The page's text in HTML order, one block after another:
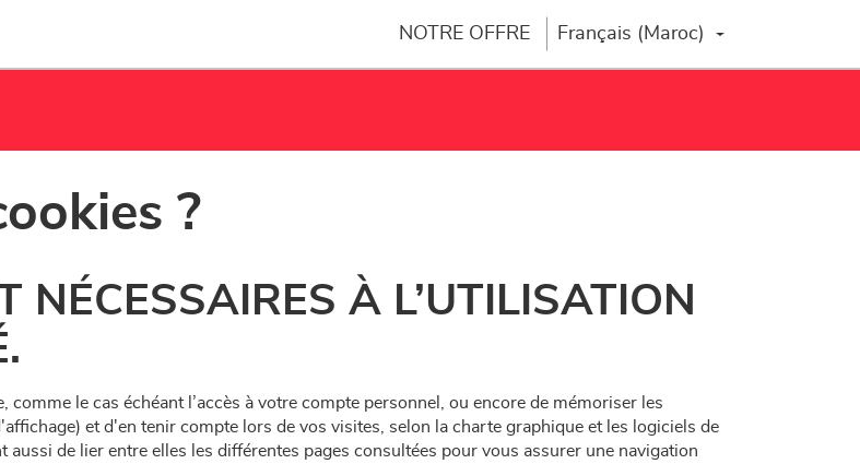
NOTRE OFFRE Changer la langue
Français (Maroc)
?
NÉCESSAIRES À L’UTILISATION
le cas échéant l’accès à votre compte personnel, ou encore de mémoriser les
et d'en tenir compte lors de vos visites, selon la charte graphique et les logiciels de
de lier entre elles les différentes pages consultées pour vous assurer une navigation